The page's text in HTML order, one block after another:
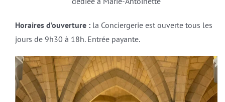
Horaires d’ouverture :la Conciergerie est ouverte tous les
jours de 9h30 à 18h. Entrée payante.